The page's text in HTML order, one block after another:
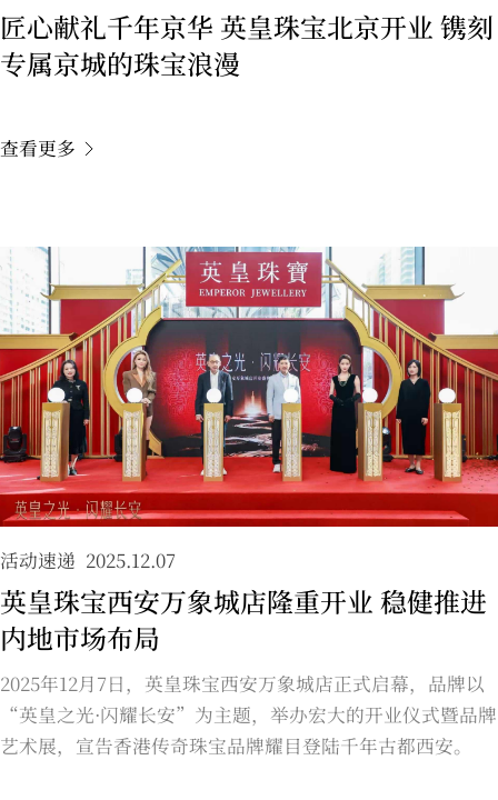
匠心献礼千年京华 英皇珠宝北京开业 镌刻
专属京城的珠宝浪漫
查看更多
活动速递 2025.12.07
英皇珠宝西安万象城店隆重开业 稳健推进
内地市场布局
2025年12月7日，英皇珠宝西安万象城店正式启幕，品牌以
“英皇之光·闪耀长安”为主题，举办宏大的开业仪式暨品牌
艺术展，宣告香港传奇珠宝品牌耀目登陆千年古都西安。